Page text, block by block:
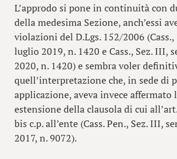
L’approdo si pone in continuità con
della medesima Sezione, anch’essi
violazioni del D.Lgs. 152/2006
luglio 2019, n. 1420 e Cass., Sez. III,
2020, n. 1420) e sembra voler
quell’interpretazione che, in sede di
applicazione, aveva invece affermato
estensione della clausola di cui
bis c.p. all’ente (Cass. Pen., Sez. III,
2017, n. 9072).